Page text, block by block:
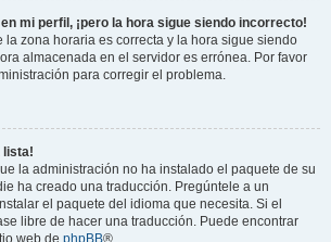
mi perfil, ¡pero la hora sigue siendo incorrecto!
la zona horaria es correcta y la hora sigue siendo
almacenada en el servidor es errónea. Por favor
para corregir el problema.
lista!
la administración no ha instalado el paquete de su
ha creado una traducción. Pregúntele a un
el paquete del idioma que necesita. Si el
libre de hacer una traducción. Puede encontrar
web de phpBB®